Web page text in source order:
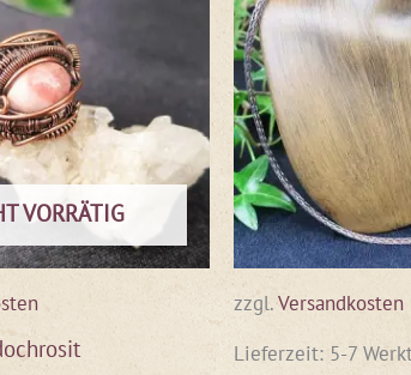
VORRÄTIG
zzgl.Versandkosten
Lieferzeit: 5-7